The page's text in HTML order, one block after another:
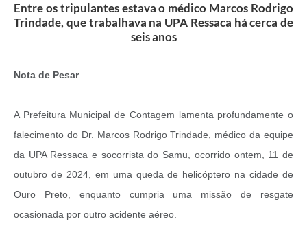
Entre os tripulantes estava o médico Marcos Rodrigo
Trindade, que trabalhava na UPA Ressaca há cerca de
seis anos
Nota de Pesar
A Prefeitura Municipal de Contagem lamenta profundamente o
falecimento do Dr. Marcos Rodrigo Trindade, médico da equipe
da UPA Ressaca e socorrista do Samu, ocorrido ontem, 11 de
outubro de 2024, em uma queda de helicóptero na cidade de
Ouro Preto, enquanto cumpria uma missão de resgate
ocasionada por outro acidente aéreo.